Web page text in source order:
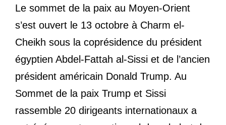
Le sommet de la paix au Moyen-Orient
s’est ouvert le 13 octobre à Charm el-
Cheikh sous la coprésidence du président
égyptien Abdel-Fattah al-Sissi et de l’ancien
président américain Donald Trump. Au
Sommet de la paix Trump et Sissi
rassemble 20 dirigeants internationaux a